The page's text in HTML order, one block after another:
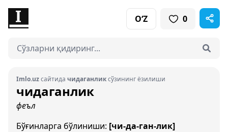
O‘Z 0
Imlo.uzсайтида чидаганликсўзининг ёзилиши
чидаганлик
феъл
Бўғинларга бўлиниши: [чи-да-ган-лик]